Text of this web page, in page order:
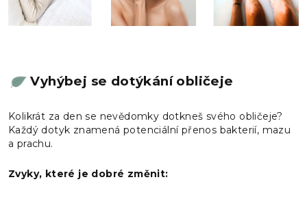
Vyhýbej se dotýkání obličeje
Kolikrát za den se nevědomky dotkneš svého obličeje?
Každý dotyk znamená potenciální přenos bakterií, mazu
a prachu.
Zvyky, které je dobré změnit: